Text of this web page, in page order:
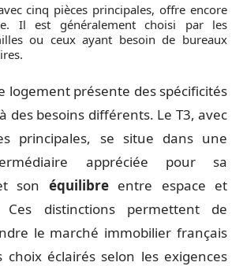
cinq pièces principales, offre encore
Il est généralement choisi par les
ou ceux ayant besoin de bureaux
logement présente des spécificités
des besoins différents. Le T3, avec
principales, se situe dans une
appréciée pour sa
son équilibreentre espace et
Ces distinctions permettent de
le marché immobilier français
éclairés selon les exigences